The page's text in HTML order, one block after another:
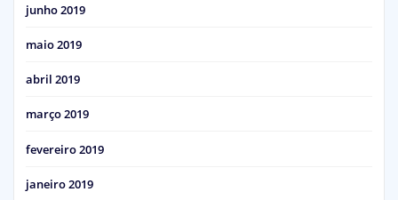
junho 2019
maio 2019
abril 2019
março 2019
fevereiro 2019
janeiro 2019